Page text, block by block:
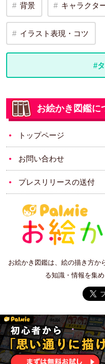
背景 キャラクタ
イラスト表現・コツ
#
お絵かき図鑑に
トップページ
お問い合わせ
プレスリリースの送付
お絵かき図鑑は、絵の描き方か
る知識・情報を集